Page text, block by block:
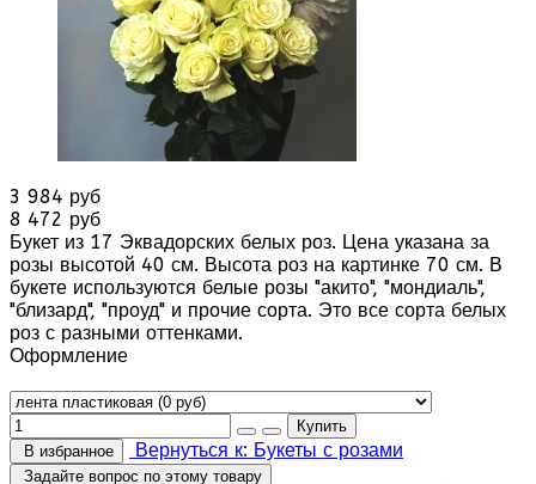
3 984 руб
8 472 руб
Букет из 17 Эквадорских белых роз. Цена указана за
розы высотой 40 см. Высота роз на картинке 70 см. В
букете используются белые розы "акито", "мондиаль",
"близард", "проуд" и прочие сорта. Это все сорта белых
роз с разными оттенками.
Оформление
В избранное Вернуться к: Букеты с розами
Задайте вопрос по этому товару